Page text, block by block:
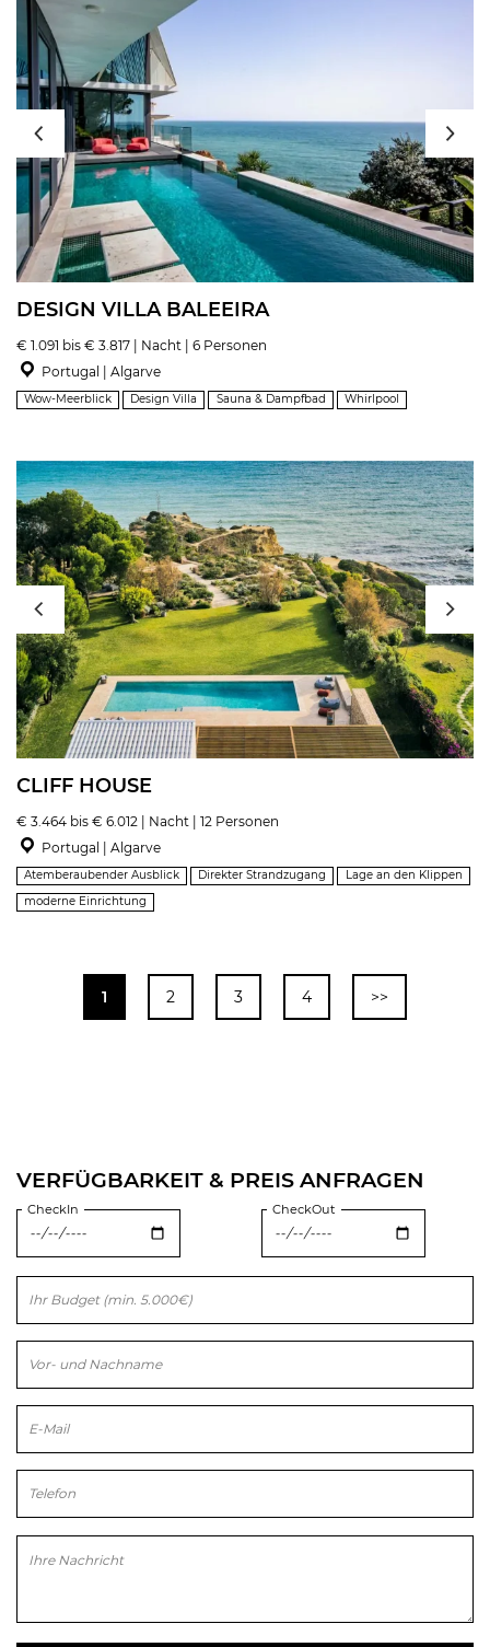
DESIGN VILLA BALEEIRA
€ 1.091 bis € 3.817 | Nacht | 6 Personen
Portugal | Algarve
Wow-Meerblick Design Villa Sauna & Dampfbad Whirlpool
CLIFF HOUSE
€ 3.464 bis € 6.012 | Nacht | 12 Personen
Portugal | Algarve
Atemberaubender Ausblick Direkter Strandzugang
Lage an den Klippen
moderne Einrichtung
1 2 3 4 >>
VERFÜGBARKEIT & PREIS ANFRAGEN
CheckIn CheckOut